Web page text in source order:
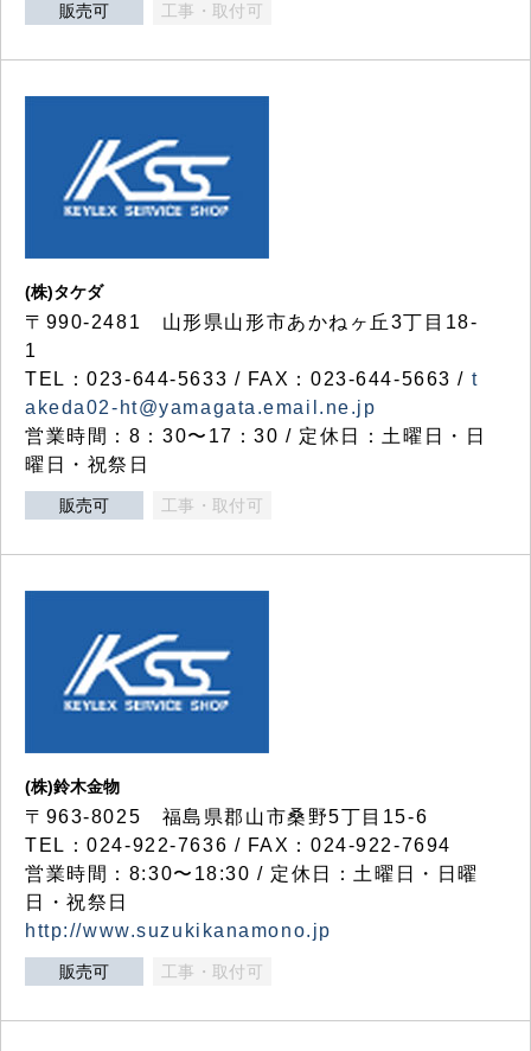
販売可 工事・取付可
(株)タケダ
〒990-2481 山形県山形市あかねヶ丘3丁目18-
1
TEL：023-644-5633 / FAX：023-644-5663 / t
akeda02-ht@yamagata.email.ne.jp
営業時間：8：30〜17：30 / 定休日：土曜日・日
曜日・祝祭日
販売可 工事・取付可
(株)鈴木金物
〒963-8025 福島県郡山市桑野5丁目15-6
TEL：024-922-7636 / FAX：024-922-7694
営業時間：8:30〜18:30 / 定休日：土曜日・日曜
日・祝祭日
http://www.suzukikanamono.jp
販売可 工事・取付可